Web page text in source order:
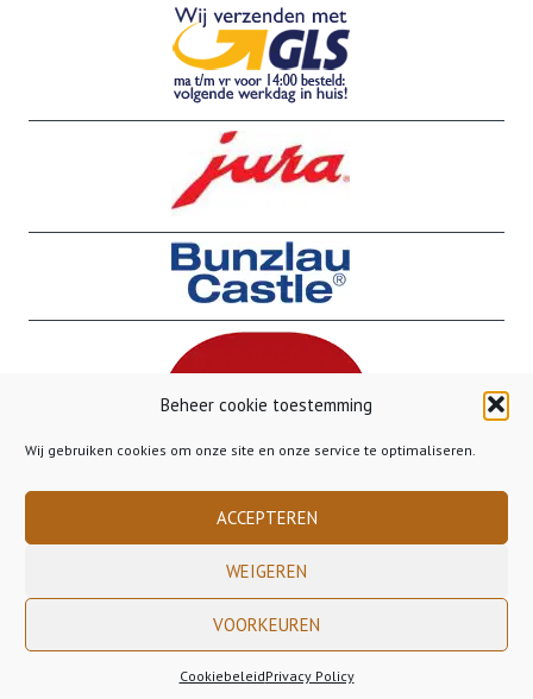
Beheer cookie toestemming
Wij gebruiken cookies om onze site en onze service te optimaliseren.
ACCEPTEREN
WEIGEREN
VOORKEUREN
CookiebeleidPrivacy Policy
vanaf €50,00 - - - Gratis verzending naar België vanaf €85,00